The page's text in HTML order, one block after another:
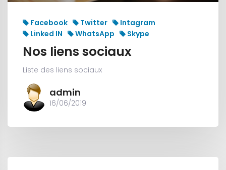
Facebook Twitter
Intagram
Linked IN
WhatsApp Skype
Nos liens sociaux
Liste des liens sociaux
admin
16/06/2019